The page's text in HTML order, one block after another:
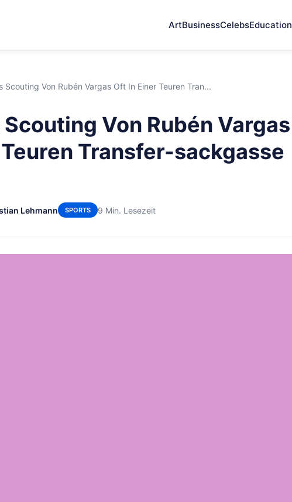
ArtBusinessCelebsEducation
Scouting Von Rubén Vargas Oft In Einer Teuren Tran...
Von Rubén Vargas
Transfer-sackgasse
Lehmann SPORTS 9 Min. Lesezeit